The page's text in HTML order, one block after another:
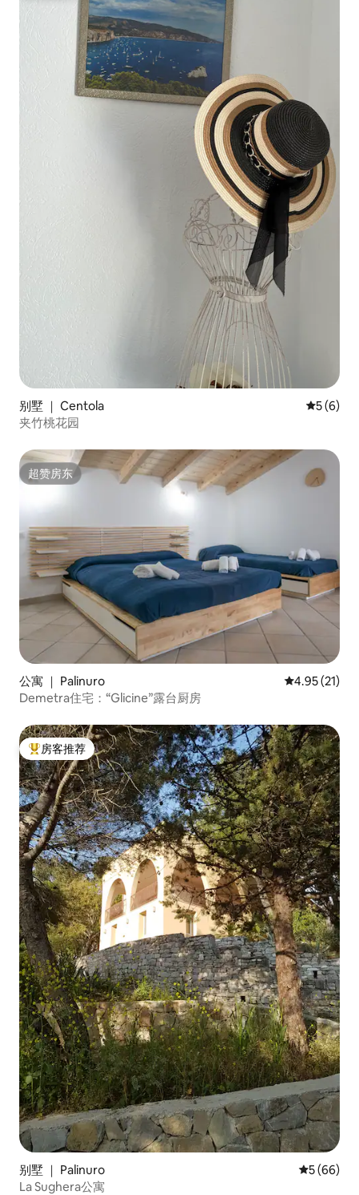
别墅 ｜ Centola 平均评分
5 (6)
夹竹桃花园
超赞房东
超赞房东
公寓 ｜ Palinuro 平均评分
4.95 (21)
Demetra住宅：“Glicine”露台厨房
热门「房客推荐」
房客推荐
别墅 ｜ Palinuro 平均评分
5 (66)
La Sughera公寓